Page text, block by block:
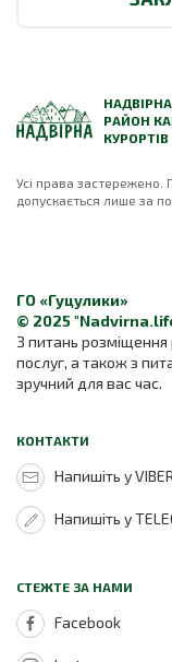
НАДВІРНА
РАЙОН
КУРОРТІВ
Усі права застережено.
допускається лише за
ГО «Гуцулики»
© 2025
З питань розміщення
послуг, а також з
зручний для вас час.
КОНТАКТИ
Напишіть у VIBER
Напишіть у
СТЕЖТЕ ЗА НАМИ
Facebook